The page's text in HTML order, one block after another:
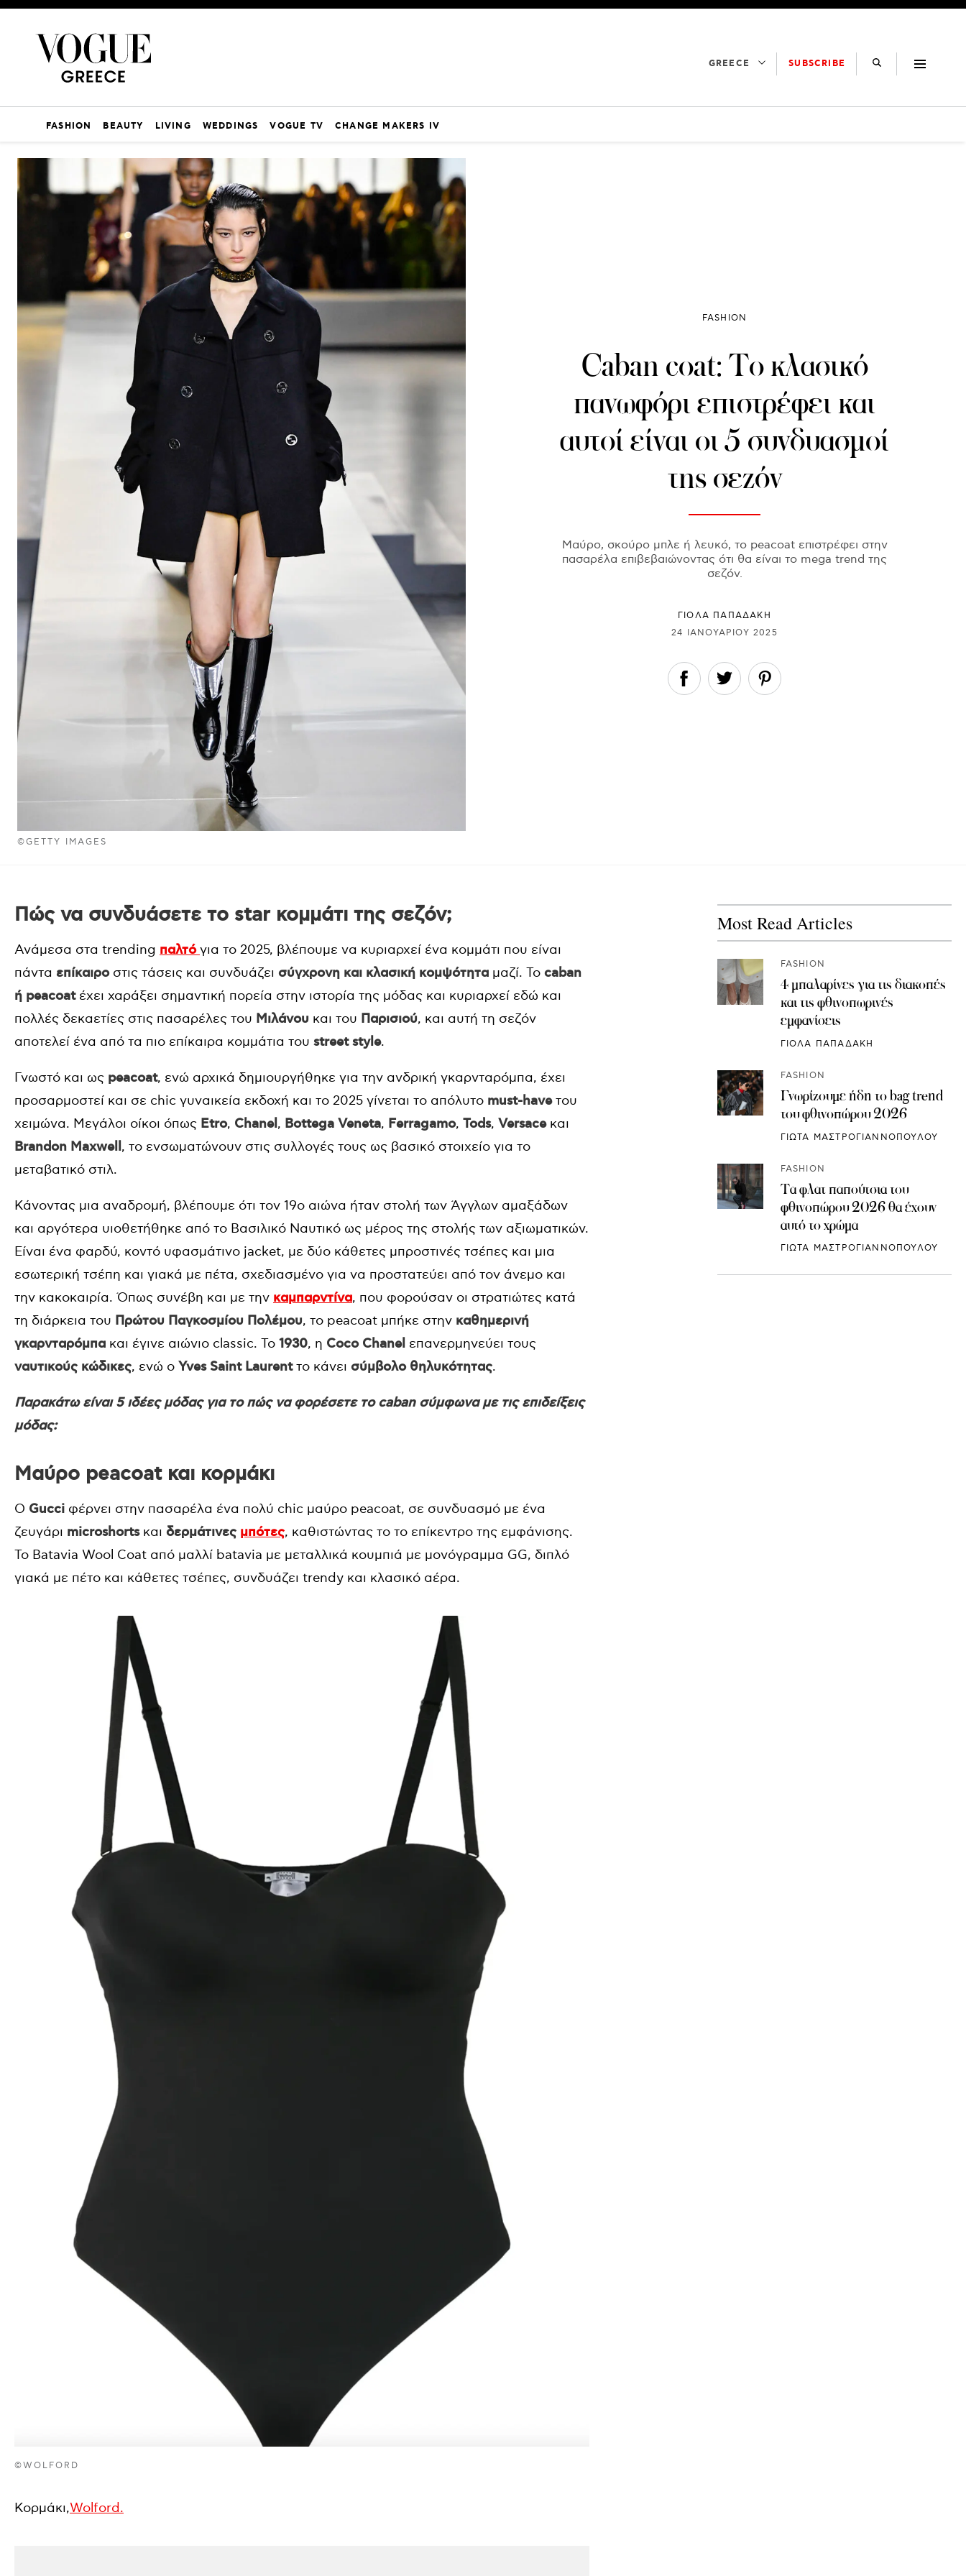
GREECE SUBSCRIBE
FASHION BEAUTY LIVING WEDDINGS VOGUE TV CHANGE MAKERS IV
©GETTY IMAGES
FASHION
Caban coat: Το κλασικό
πανωφόρι επιστρέφει και
αυτοί είναι οι 5 συνδυασμοί
της σεζόν
Μαύρο, σκούρο μπλε ή λευκό, το peacoat επιστρέφει στην
πασαρέλα επιβεβαιώνοντας ότι θα είναι το mega trend της
σεζόν.
ΓΙΌΛΑ ΠΑΠΑΔΆΚΗ
24 ΙΑΝΟΥΑΡΊΟΥ 2025
Πώς να συνδυάσετε το star κομμάτι της σεζόν;
Ανάμεσα στα trending παλτό για το 2025, βλέπουμε να κυριαρχεί ένα κομμάτι που είναι
πάντα επίκαιροστις τάσεις και συνδυάζει σύγχρονη και κλασική κομψότητα μαζί. Το caban
ή peacoatέχει χαράξει σημαντική πορεία στην ιστορία της μόδας και κυριαρχεί εδώ και
πολλές δεκαετίες στις πασαρέλες του Μιλάνου και του Παρισιού, και αυτή τη σεζόν
αποτελεί ένα από τα πιο επίκαιρα κομμάτια του street style.
Γνωστό και ως peacoat, ενώ αρχικά δημιουργήθηκε για την ανδρική γκαρνταρόμπα, έχει
προσαρμοστεί και σε chic γυναικεία εκδοχή και το 2025 γίνεται το απόλυτο must-haveτου
χειμώνα. Μεγάλοι οίκοι όπως Etro, Chanel, Bottega Veneta, Ferragamo, Tods, Versaceκαι
Brandon Maxwell, το ενσωματώνουν στις συλλογές τους ως βασικό στοιχείο για το
μεταβατικό στιλ.
Κάνοντας μια αναδρομή, βλέπουμε ότι τον 19ο αιώνα ήταν στολή των Άγγλων αμαξάδων
και αργότερα υιοθετήθηκε από το Βασιλικό Ναυτικό ως μέρος της στολής των αξιωματικών.
Είναι ένα φαρδύ, κοντό υφασμάτινο jacket, με δύο κάθετες μπροστινές τσέπες και μια
εσωτερική τσέπη και γιακά με πέτα, σχεδιασμένο για να προστατεύει από τον άνεμο και
την κακοκαιρία. Όπως συνέβη και με την καμπαρντίνα, που φορούσαν οι στρατιώτες κατά
τη διάρκεια του Πρώτου Παγκοσμίου Πολέμου, το peacoat μπήκε στην καθημερινή
γκαρνταρόμπα και έγινε αιώνιο classic. Το 1930, η Coco Chanel επανερμηνεύει τους
ναυτικούς κώδικες, ενώ ο Yves Saint Laurentτο κάνει σύμβολο θηλυκότητας.
Παρακάτω είναι 5 ιδέες μόδας για το πώς να φορέσετε το caban σύμφωνα με τις επιδείξεις
μόδας:
Μαύρο peacoat και κορμάκι
Ο Gucci φέρνει στην πασαρέλα ένα πολύ chic μαύρο peacoat, σε συνδυασμό με ένα
ζευγάρι microshortsκαι δερμάτινες μπότες, καθιστώντας το το επίκεντρο της εμφάνισης.
Το Batavia Wool Coat από μαλλί batavia με μεταλλικά κουμπιά με μονόγραμμα GG, διπλό
γιακά με πέτο και κάθετες τσέπες, συνδυάζει trendy και κλασικό αέρα.
©WOLFORD
Κορμάκι,Wolford.
Most Read Articles
FASHION
4 μπαλαρίνες για τις διακοπές
και τις φθινοπωρινές
εμφανίσεις
ΓΙΟΛΑ ΠΑΠΑΔΑΚΗ
FASHION
Γνωρίζουμε ήδη το bag trend
του φθινοπώρου 2026
ΓΙΩΤΑ ΜΑΣΤΡΟΓΙΑΝΝΟΠΟΥΛΟΥ
FASHION
Τα φλατ παπούτσια του
φθινοπώρου 2026 θα έχουν
αυτό το χρώμα
ΓΙΩΤΑ ΜΑΣΤΡΟΓΙΑΝΝΟΠΟΥΛΟΥ